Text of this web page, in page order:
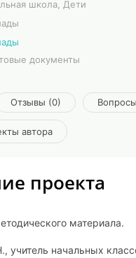
школа, Дети
документы
Отзывы (0)
автора
проекта
материала.
учитель начальных